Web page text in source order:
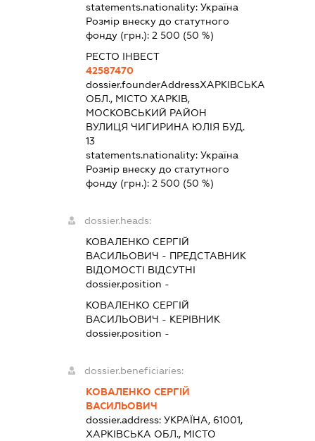
statements.nationality: Україна
Розмір внеску до статутного
фонду (грн.): 2 500 (50 %)
РЕСТО ІНВЕСТ
42587470
dossier.founderAddressХАРКІВСЬКА
ОБЛ., МІСТО ХАРКІВ,
МОСКОВСЬКИЙ РАЙОН
ВУЛИЦЯ ЧИГИРИНА ЮЛІЯ БУД.
13
statements.nationality: Україна
Розмір внеску до статутного
фонду (грн.): 2 500 (50 %)
dossier.heads:
КОВАЛЕНКО СЕРГІЙ
ВАСИЛЬОВИЧ - ПРЕДСТАВНИК
ВІДОМОСТІ ВІДСУТНІ
dossier.position -
КОВАЛЕНКО СЕРГІЙ
ВАСИЛЬОВИЧ - КЕРІВНИК
dossier.position -
dossier.beneficiaries:
КОВАЛЕНКО СЕРГІЙ
ВАСИЛЬОВИЧ
dossier.address: УКРАЇНА, 61001,
ХАРКІВСЬКА ОБЛ., МІСТО